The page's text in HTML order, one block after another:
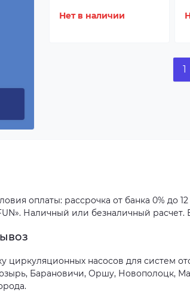
Нет в наличии
1
оплаты: рассрочка от банка 0% до
Наличный или безналичный
циркуляционных насосов для систем
Барановичи, Оршу, Новополоцк,